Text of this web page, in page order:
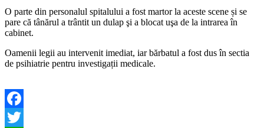
O parte din personalul spitalului a fost martor la aceste scene și se
pare că tânărul a trântit un dulap şi a blocat uşa de la intrarea în
cabinet.
Oamenii legii au intervenit imediat, iar bărbatul a fost dus în sectia
de psihiatrie pentru investigații medicale.
Facebook